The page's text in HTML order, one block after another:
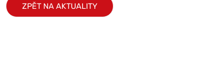
ZPĚT NA AKTUALITY